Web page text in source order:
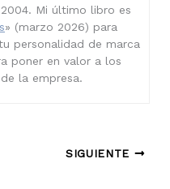
Mi último libro es
» (marzo 2026) para
personalidad de marca
poner en valor a los
la empresa.
SIGUIENTE